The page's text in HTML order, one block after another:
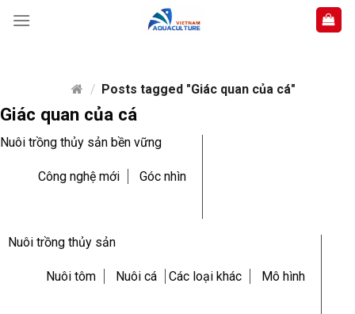
/ Posts tagged "Giác quan của cá"
Giác quan của cá
Nuôi trồng thủy sản bền vững
Công nghệ mới Góc nhìn
Nuôi trồng thủy sản
Nuôi tôm Nuôi cá Các loại khác Mô hình